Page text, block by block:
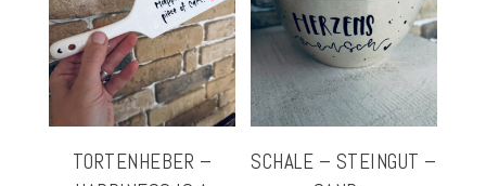
TORTENHEBER –
SCHALE – STEINGUT –